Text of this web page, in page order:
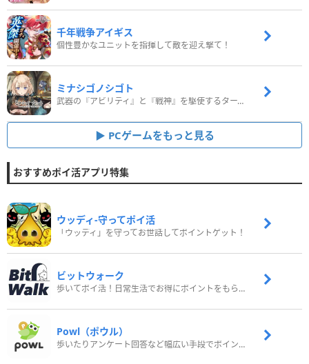
千年戦争アイギス
個性豊かなユニットを指揮して敵を迎え撃て！
ミナシゴノシゴト
武器の『アビリティ』と『戦神』を駆使するターン制コマンドバトルRPG！
PCゲームをもっと見る
おすすめポイ活アプリ特集
ウッディ‐守ってポイ活
「ウッディ」を守ってお世話してポイントゲット！
ビットウォーク
歩いてポイ活！日常生活でお得にポイントをもらおう
Powl（ポウル）
歩いたりアンケート回答など幅広い手段でポイントをゲット